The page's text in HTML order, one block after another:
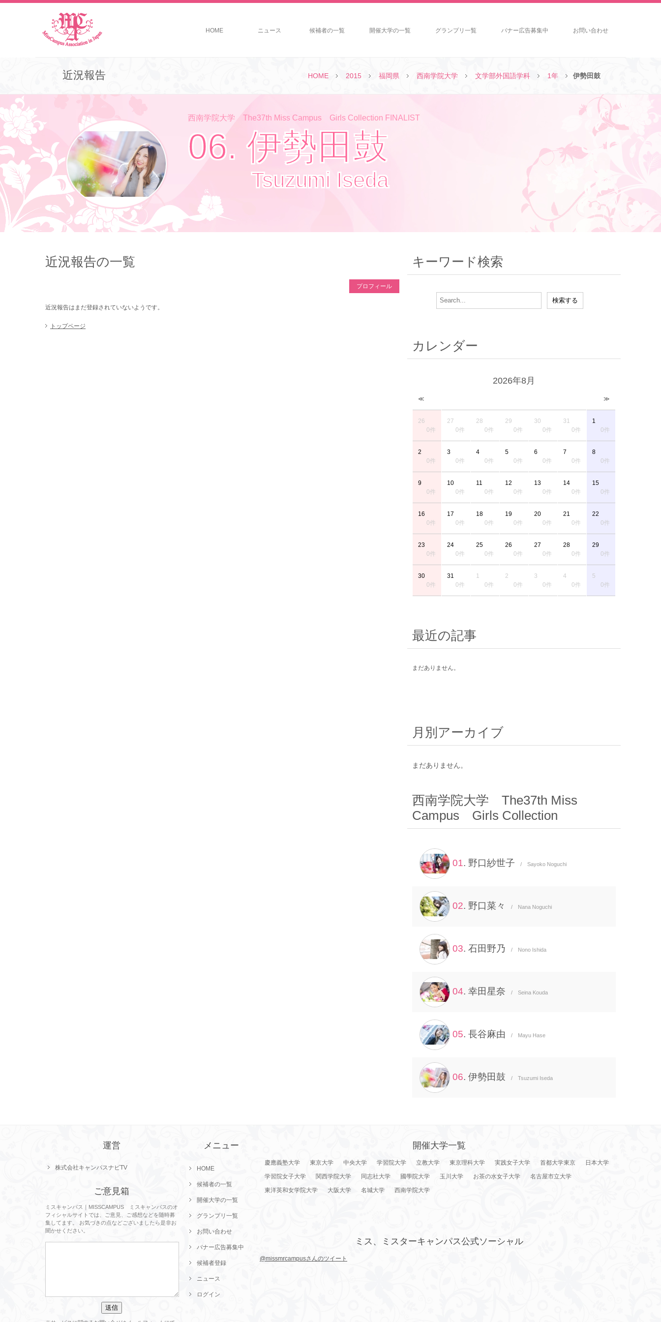
HOME ニュース 候補者の一覧 開催大学の一覧 グランプリ一覧 バナー広告募集中 お問い合わせ
HOME 2015 福岡県 西南学院大学 文学部外国語学科 1年 伊勢田鼓
近況報告
西南学院大学 The37th Miss Campus Girls Collection FINALIST
06. 伊勢田鼓
Tsuzumi Iseda
近況報告の一覧
プロフィール
近況報告はまだ登録されていないようです。
トップページ
キーワード検索
カレンダー
2026年8月
≪ ≫
26
0件
27
0件
28
0件
29
0件
30
0件
31
0件
1
0件
2
0件
3
0件
4
0件
5
0件
6
0件
7
0件
8
0件
9
0件
10
0件
11
0件
12
0件
13
0件
14
0件
15
0件
16
0件
17
0件
18
0件
19
0件
20
0件
21
0件
22
0件
23
0件
24
0件
25
0件
26
0件
27
0件
28
0件
29
0件
30
0件
31
0件
1
0件
2
0件
3
0件
4
0件
5
0件
最近の記事
まだありません。
月別アーカイブ
まだありません。
西南学院大学 The37th Miss
Campus Girls Collection
01. 野口紗世子 / Sayoko Noguchi
02. 野口菜々 / Nana Noguchi
03. 石田野乃 / Nono Ishida
04. 幸田星奈 / Seina Kouda
05. 長谷麻由 / Mayu Hase
06. 伊勢田鼓 / Tsuzumi Iseda
運営
株式会社キャンパスナビTV
ご意見箱
ミスキャンパス｜MISSCAMPUS ミスキャンパスのオ
フィシャルサイトでは、ご意見、ご感想などを随時募
集してます。 お気づきの点などございましたら是非お
聞かせください。
メニュー
HOME
候補者の一覧
開催大学の一覧
グランプリ一覧
お問い合わせ
バナー広告募集中
候補者登録
ニュース
ログイン
開催大学一覧
慶應義塾大学 東京大学 中央大学 学習院大学 立教大学 東京理科大学 実践女子大学 首都大学東京
日本大学
学習院女子大学
関西学院大学 同志社大学 國學院大学 玉川大学 お茶の水女子大学
名古屋市立大学
東洋英和女学院大学
大阪大学 名城大学 西南学院大学
ミス、ミスターキャンパス公式ソーシャル
@missmrcampusさんのツイート